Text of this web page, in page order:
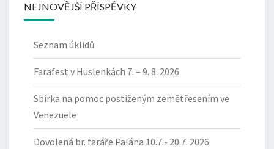
NEJNOVĚJŠÍ PŘÍSPĚVKY
Seznam úklidů
Farafest v Huslenkách 7. – 9. 8. 2026
Sbírka na pomoc postiženým zemětřesením ve
Venezuele
Dovolená br. faráře Palána 10.7.- 20.7. 2026